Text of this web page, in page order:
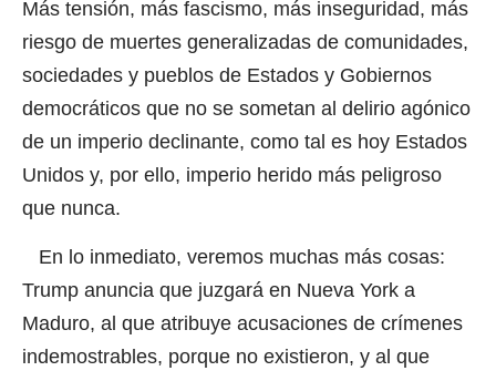
Más tensión, más fascismo, más inseguridad, más
riesgo de muertes generalizadas de comunidades,
sociedades y pueblos de Estados y Gobiernos
democráticos que no se sometan al delirio agónico
de un imperio declinante, como tal es hoy Estados
Unidos y, por ello, imperio herido más peligroso
que nunca.
En lo inmediato, veremos muchas más cosas:
Trump anuncia que juzgará en Nueva York a
Maduro, al que atribuye acusaciones de crímenes
indemostrables, porque no existieron, y al que